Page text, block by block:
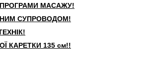
МАСАЖУ!
СУПРОВОДОМ!
КАРЕТКИ 135 см!!